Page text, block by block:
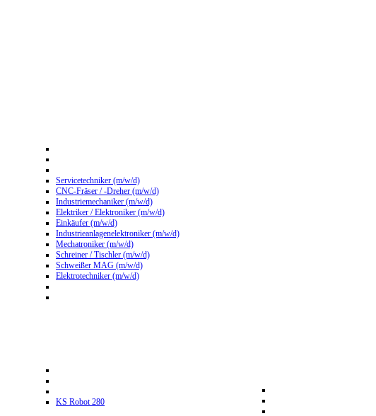
Servicetechniker (m/w/d)
CNC-Fräser / -Dreher (m/w/d)
Industriemechaniker (m/w/d)
Elektriker / Elektroniker (m/w/d)
Einkäufer (m/w/d)
Industrieanlagenelektroniker (m/w/d)
Mechatroniker (m/w/d)
Schreiner / Tischler (m/w/d)
Schweißer MAG (m/w/d)
Elektrotechniker (m/w/d)
KS Robot 280